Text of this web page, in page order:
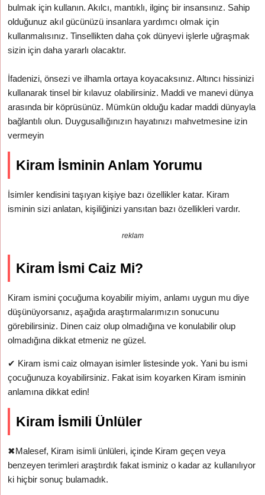
bulmak için kullanın. Akılcı, mantıklı, ilginç bir insansınız. Sahip
olduğunuz akıl gücünüzü insanlara yardımcı olmak için
kullanmalısınız. Tinsellikten daha çok dünyevi işlerle uğraşmak
sizin için daha yararlı olacaktır.
İfadenizi, önsezi ve ilhamla ortaya koyacaksınız. Altıncı hissinizi
kullanarak tinsel bir kılavuz olabilirsiniz. Maddi ve manevi dünya
arasında bir köprüsünüz. Mümkün olduğu kadar maddi dünyayla
bağlantılı olun. Duygusallığınızın hayatınızı mahvetmesine izin
vermeyin
Kiram İsminin Anlam Yorumu
İsimler kendisini taşıyan kişiye bazı özellikler katar. Kiram
isminin sizi anlatan, kişiliğinizi yansıtan bazı özellikleri vardır.
reklam
Kiram İsmi Caiz Mi?
Kiram ismini çocuğuma koyabilir miyim, anlamı uygun mu diye
düşünüyorsanız, aşağıda araştırmalarımızın sonucunu
görebilirsiniz. Dinen caiz olup olmadığına ve konulabilir olup
olmadığına dikkat etmeniz ne güzel.
✔ Kiram ismi caiz olmayan isimler listesinde yok. Yani bu ismi
çocuğunuza koyabilirsiniz. Fakat isim koyarken Kiram isminin
anlamına dikkat edin!
Kiram İsmili Ünlüler
✖Malesef, Kiram isimli ünlüleri, içinde Kiram geçen veya
benzeyen terimleri araştırdık fakat isminiz o kadar az kullanılıyor
ki hiçbir sonuç bulamadık.